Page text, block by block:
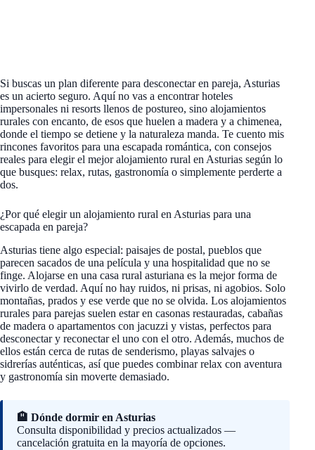
Si buscas un plan diferente para desconectar en pareja, Asturias
es un acierto seguro. Aquí no vas a encontrar hoteles
impersonales ni resorts llenos de postureo, sino alojamientos
rurales con encanto, de esos que huelen a madera y a chimenea,
donde el tiempo se detiene y la naturaleza manda. Te cuento mis
rincones favoritos para una escapada romántica, con consejos
reales para elegir el mejor alojamiento rural en Asturias según lo
que busques: relax, rutas, gastronomía o simplemente perderte a
dos.
¿Por qué elegir un alojamiento rural en Asturias para una
escapada en pareja?
Asturias tiene algo especial: paisajes de postal, pueblos que
parecen sacados de una película y una hospitalidad que no se
finge. Alojarse en una casa rural asturiana es la mejor forma de
vivirlo de verdad. Aquí no hay ruidos, ni prisas, ni agobios. Solo
montañas, prados y ese verde que no se olvida. Los alojamientos
rurales para parejas suelen estar en casonas restauradas, cabañas
de madera o apartamentos con jacuzzi y vistas, perfectos para
desconectar y reconectar el uno con el otro. Además, muchos de
ellos están cerca de rutas de senderismo, playas salvajes o
sidrerías auténticas, así que puedes combinar relax con aventura
y gastronomía sin moverte demasiado.
🏨 Dónde dormir en Asturias
Consulta disponibilidad y precios actualizados —
cancelación gratuita en la mayoría de opciones.